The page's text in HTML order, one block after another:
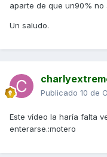
aparte de que un90%
Un saludo.
Publicado 10 de
Este vídeo la haría falta
enterarse.:motero